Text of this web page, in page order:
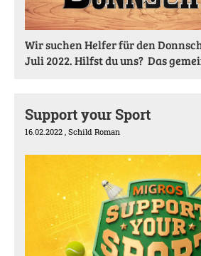
Wir suchen Helfer für den
Juli 2022. Hilfst du uns? Das
Support your Sport
16.02.2022 , Schild Roman